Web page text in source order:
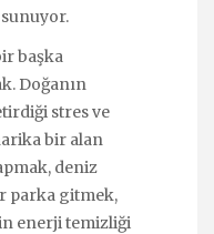
başka
Doğanın
stres ve
bir alan
deniz
parka gitmek,
enerji temizliği